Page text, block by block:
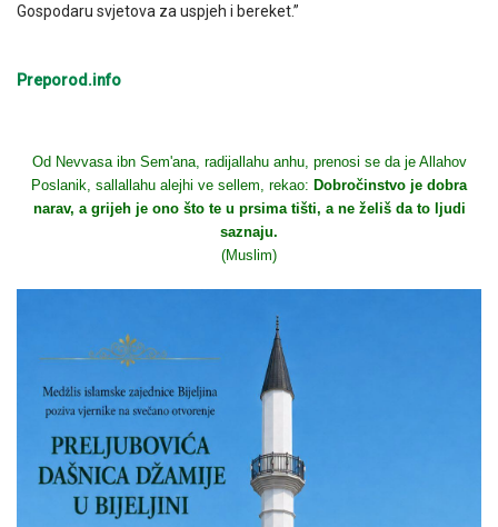
Gospodaru svjetova za uspjeh i bereket.”
Preporod.info
Od Nevvasa ibn Sem'ana, radijallahu anhu, prenosi se da je Allahov
Poslanik, sallallahu alejhi ve sellem, rekao: Dobročinstvo je dobra
narav, a grijeh je ono što te u prsima tišti, a ne želiš da to ljudi
saznaju.
(Muslim)